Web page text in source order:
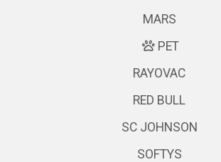
MARS
PET
RAYOVAC
RED BULL
SC JOHNSON
SOFTYS